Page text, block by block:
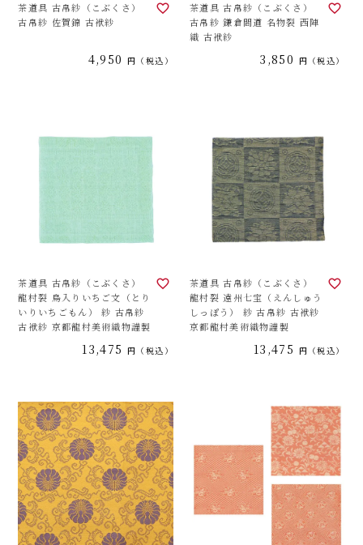
茶道具 古帛紗（こぶくさ）
古帛紗 佐賀錦 古袱紗
4,950 税込
茶道具 古帛紗（こぶくさ）
古帛紗 鎌倉間道 名物裂 西陣
織 古袱紗
3,850 税込
茶道具 古帛紗（こぶくさ）
龍村裂 鳥入りいちご文（とり
いりいちごもん） 紗 古帛紗
古袱紗 京都龍村美術織物謹製
13,475 税込
茶道具 古帛紗（こぶくさ）
龍村裂 遠州七宝（えんしゅう
しっぽう） 紗 古帛紗 古袱紗
京都龍村美術織物謹製
13,475 税込